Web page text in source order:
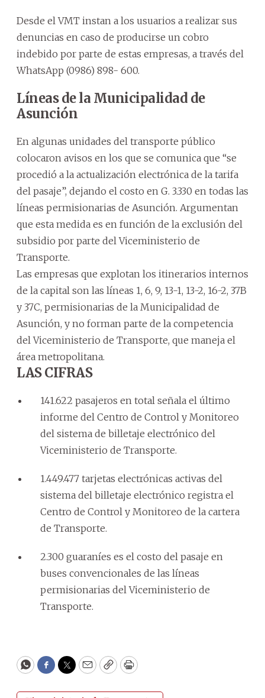
Desde el VMT instan a los usuarios a realizar sus
denuncias en caso de producirse un cobro
indebido por parte de estas empresas, a través del
WhatsApp (0986) 898- 600.
Líneas de la Municipalidad de
Asunción
En algunas unidades del transporte público
colocaron avisos en los que se comunica que “se
procedió a la actualización electrónica de la tarifa
del pasaje”, dejando el costo en G. 3.330 en todas las
líneas permisionarias de Asunción. Argumentan
que esta medida es en función de la exclusión del
subsidio por parte del Viceministerio de
Transporte.
Las empresas que explotan los itinerarios internos
de la capital son las líneas 1, 6, 9, 13-1, 13-2, 16-2, 37B
y 37C, permisionarias de la Municipalidad de
Asunción, y no forman parte de la competencia
del Viceministerio de Transporte, que maneja el
área metropolitana.
LAS CIFRAS
141.622 pasajeros en total señala el último
informe del Centro de Control y Monitoreo
del sistema de billetaje electrónico del
Viceministerio de Transporte.
1.449.477 tarjetas electrónicas activas del
sistema del billetaje electrónico registra el
Centro de Control y Monitoreo de la cartera
de Transporte.
2.300 guaraníes es el costo del pasaje en
buses convencionales de las líneas
permisionarias del Viceministerio de
Transporte.
WhatsApp
Facebook
Twitter
EmailCopyPrint